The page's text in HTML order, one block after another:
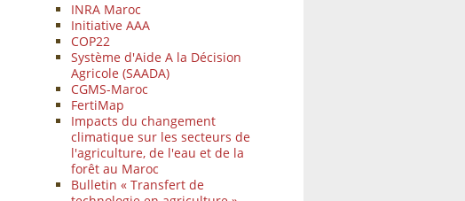
INRA Maroc
Initiative AAA
COP22
Système d'Aide A la Décision
Agricole (SAADA)
CGMS-Maroc
FertiMap
Impacts du changement
climatique sur les secteurs de
l'agriculture, de l'eau et de la
forêt au Maroc
Bulletin « Transfert de